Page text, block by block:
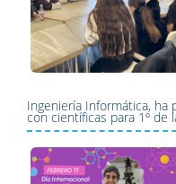
Ingeniería Informática, ha
con científicas para 1º de